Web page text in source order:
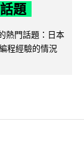
題
熱門話題：日本
程經驗的情況